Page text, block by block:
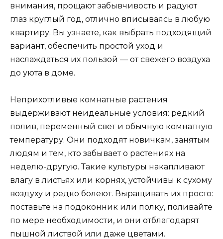
внимания, прощают забывчивость и радуют
глаз круглый год, отлично вписываясь в любую
квартиру. Вы узнаете, как выбрать подходящий
вариант, обеспечить простой уход и
наслаждаться их пользой — от свежего воздуха
до уюта в доме.
Неприхотливые комнатные растения
выдерживают неидеальные условия: редкий
полив, переменный свет и обычную комнатную
температуру. Они подходят новичкам, занятым
людям и тем, кто забывает о растениях на
неделю-другую. Такие культуры накапливают
влагу в листьях или корнях, устойчивы к сухому
воздуху и редко болеют. Выращивать их просто:
поставьте на подоконник или полку, поливайте
по мере необходимости, и они отблагодарят
пышной листвой или даже цветами.